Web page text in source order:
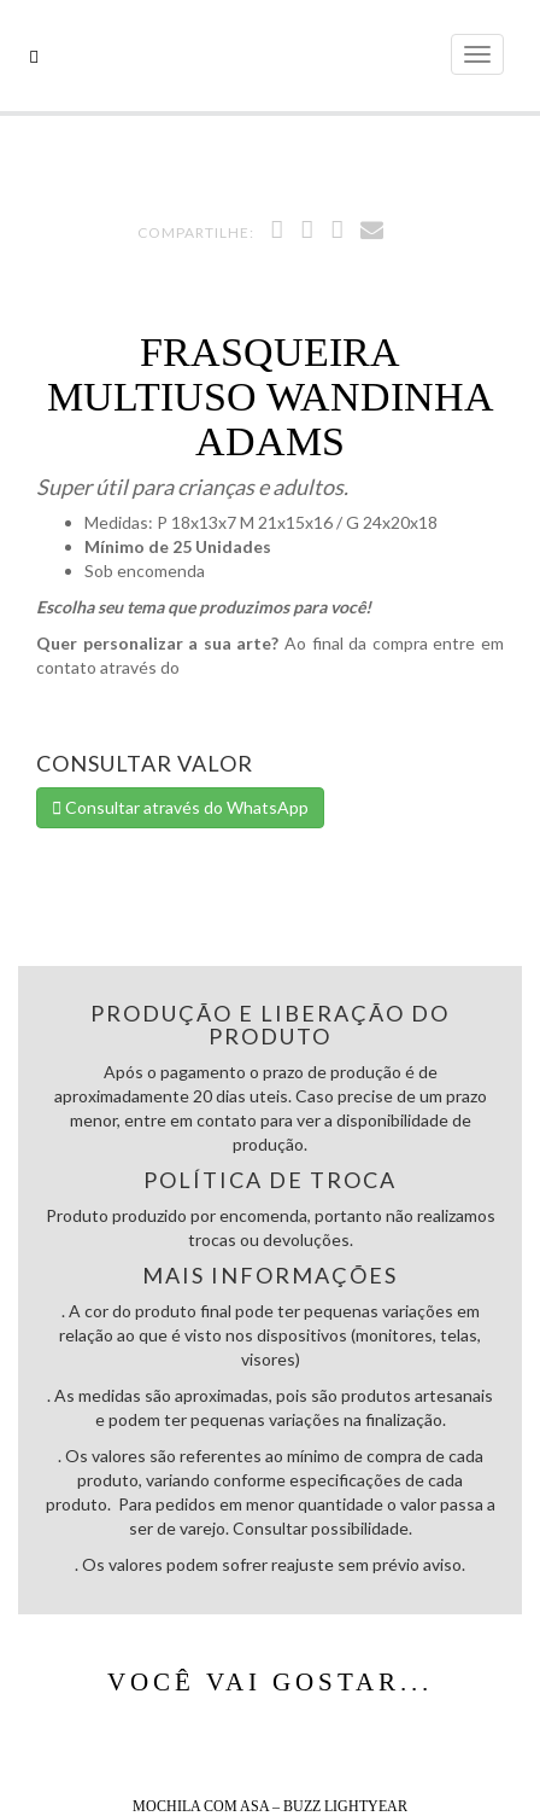
para
Alternar
COMPARTILHE:
FRASQUEIRA
MULTIUSO WANDINHA
ADAMS
Super útil para crianças e adultos.
Medidas: P 18x13x7 M 21x15x16 / G 24x20x18
Mínimo de 25 Unidades
Sob encomenda
Escolha seu tema que produzimos para você!
Quer personalizar a sua arte? Ao final da compra entre em
contato através do
CONSULTAR VALOR
Consultar através do WhatsApp
PRODUÇÃO E LIBERAÇÃO DO
PRODUTO
Após o pagamento o prazo de produção é de
aproximadamente 20 dias uteis. Caso precise de um prazo
menor, entre em contato para ver a disponibilidade de
produção.
POLÍTICA DE TROCA
Produto produzido por encomenda, portanto não realizamos
trocas ou devoluções.
MAIS INFORMAÇÕES
. A cor do produto final pode ter pequenas variações em
relação ao que é visto nos dispositivos (monitores, telas,
visores)
. As medidas são aproximadas, pois são produtos artesanais
e podem ter pequenas variações na finalização.
. Os valores são referentes ao mínimo de compra de cada
produto, variando conforme especificações de cada
produto. Para pedidos em menor quantidade o valor passa a
ser de varejo. Consultar possibilidade.
. Os valores podem sofrer reajuste sem prévio aviso.
VOCÊ VAI GOSTAR...
MOCHILA COM ASA – BUZZ LIGHTYEAR